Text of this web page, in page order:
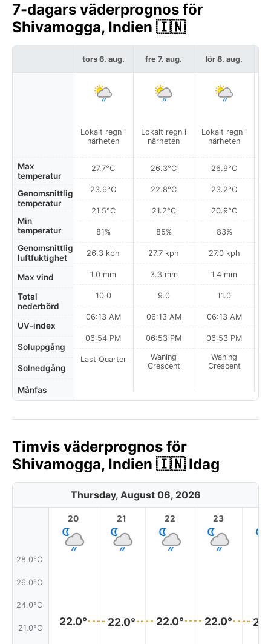
7-dagars väderprognos för
Shivamogga, Indien 🇮🇳
Max
temperatur
Genomsnittlig
temperatur
Min
temperatur
Genomsnittlig
luftfuktighet
Max vind
Total
nederbörd
UV-index
Soluppgång
Solnedgång
Månfas
tors 6. aug.
Lokalt regn i
närheten
27.7°C
23.6°C
21.5°C
81%
26.3 kph
1.0 mm
10.0
06:13 AM
06:54 PM
Last Quarter
fre 7. aug.
Lokalt regn i
närheten
26.3°C
22.8°C
21.2°C
85%
27.7 kph
3.3 mm
9.0
06:13 AM
06:53 PM
Waning
Crescent
lör 8. aug.
Lokalt regn i
närheten
26.9°C
23.2°C
20.9°C
83%
27.0 kph
1.4 mm
11.0
06:13 AM
06:53 PM
Waning
Crescent
Timvis väderprognos för
Shivamogga, Indien 🇮🇳 Idag
Thursday, August 06, 2026
28.0°C
26.0°C
24.0°C
21.0°C
20
22.0°
21
22.0°
22
22.0°
23
22.0°